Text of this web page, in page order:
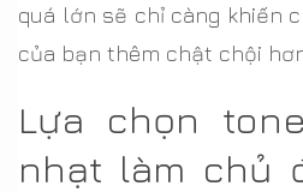
quá lớn sẽ chỉ càng khiến
của bạn thêm chật chội
Lựa chọn
nhạt làm chủ